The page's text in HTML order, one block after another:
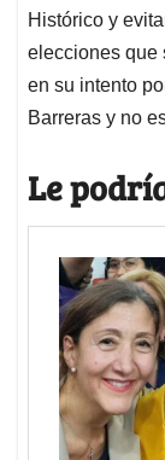
Histórico y
elecciones que
en su intento
Barreras y no
Le